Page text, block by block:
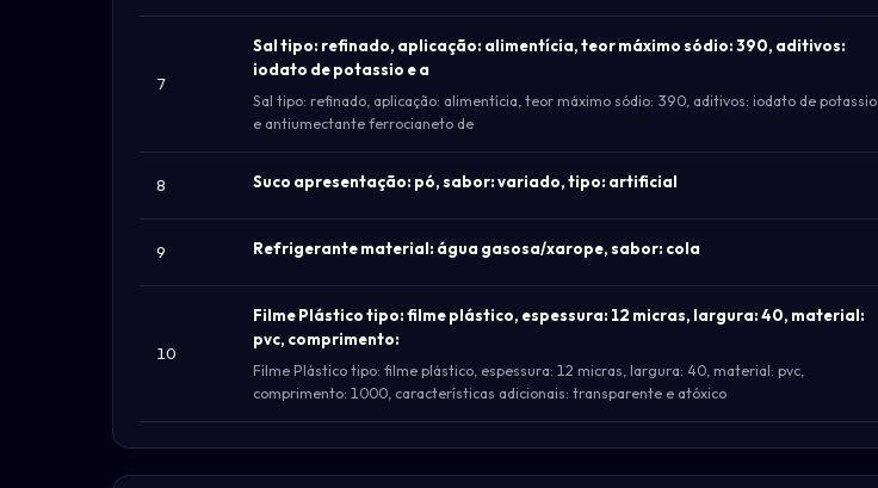
7
Sal tipo: refinado, aplicação: alimentícia, teor máximo sódio: 390, aditivos:
iodato de potassio e a
Sal tipo: refinado, aplicação: alimentícia, teor máximo sódio: 390, aditivos: iodato de potassio
e antiumectante ferrocianeto de
8 Suco apresentação: pó, sabor: variado, tipo: artificial
9 Refrigerante material: água gasosa/xarope, sabor: cola
10
Filme Plástico tipo: filme plástico, espessura: 12 micras, largura: 40, material:
pvc, comprimento:
Filme Plástico tipo: filme plástico, espessura: 12 micras, largura: 40, material: pvc,
comprimento: 1000, características adicionais: transparente e atóxico